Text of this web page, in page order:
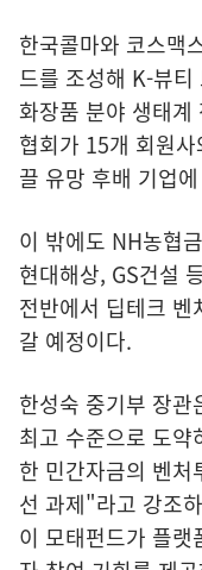
한국콜마와 코스맥
드를 조성해 K-뷰
화장품 분야 생태계
협회가 15개 회원
끌 유망 후배 기업
이 밖에도 NH농협
현대해상, GS건설
전반에서 딥테크 벤
갈 예정이다.
한성숙 중기부 장
최고 수준으로 도약
한 민간자금의 벤
선 과제"라고 강조
이 모태펀드가 플